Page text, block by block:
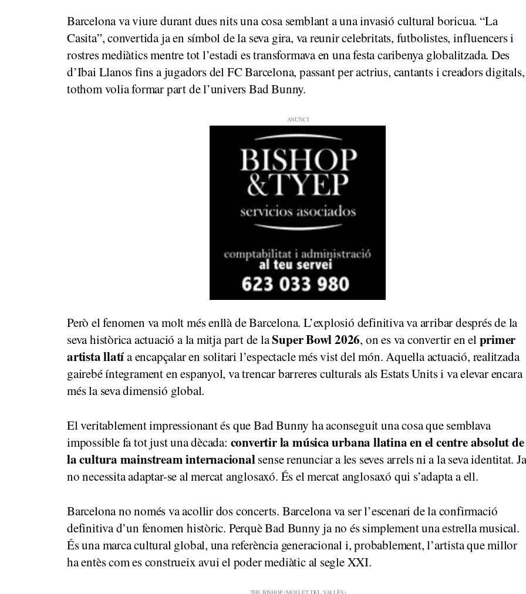
Barcelona va viure durant dues nits una cosa semblant a una invasió cultural boricua. “La
Casita”, convertida ja en símbol de la seva gira, va reunir celebritats, futbolistes, influencers i
rostres mediàtics mentre tot l’estadi es transformava en una festa caribenya globalitzada. Des
d’Ibai Llanos fins a jugadors del FC Barcelona, passant per actrius, cantants i creadors digitals,
tothom volia formar part de l’univers Bad Bunny.
Però el fenomen va molt més enllà de Barcelona. L’explosió definitiva va arribar després de la
seva històrica actuació a la mitja part de laSuper Bowl 2026, on es va convertir en elprimer
artista llatía encapçalar en solitari l’espectacle més vist del món. Aquella actuació, realitzada
gairebé íntegrament en espanyol, va trencar barreres culturals als Estats Units i va elevar encara
més la seva dimensió global.
El veritablement impressionant és que Bad Bunny ha aconseguit una cosa que semblava
impossible fa tot just una dècada: convertir la música urbana llatina en el centre absolut de
la cultura mainstream internacionalsense renunciar a les seves arrels ni a la seva identitat. Ja
no necessita adaptar-se al mercat anglosaxó. És el mercat anglosaxó qui s’adapta a ell.
Barcelona no només va acollir dos concerts. Barcelona va ser l’escenari de la confirmació
definitiva d’un fenomen històric. Perquè Bad Bunny ja no és simplement una estrella musical.
És una marca cultural global, una referència generacional i, probablement, l’artista que millor
ha entès com es construeix avui el poder mediàtic al segle XXI.